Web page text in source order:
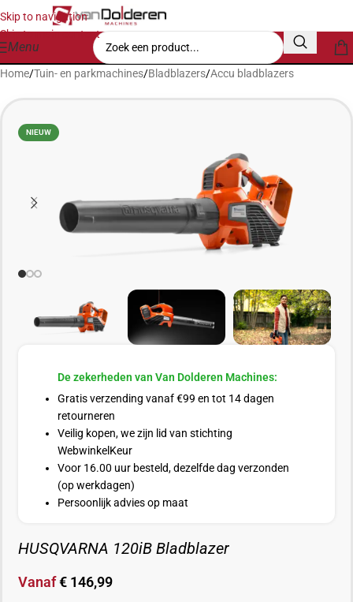
Skip to navigation
Skip to main content
Menu
Home/Tuin- en parkmachines/Bladblazers/Accu bladblazers
NIEUW
De zekerheden van Van Dolderen Machines:
Gratis verzending vanaf €99 en tot 14 dagen
retourneren
Veilig kopen, we zijn lid van stichting
WebwinkelKeur
Voor 16.00 uur besteld, dezelfde dag verzonden
(op werkdagen)
Persoonlijk advies op maat
HUSQVARNA 120iB Bladblazer
Vanaf€ 146,99